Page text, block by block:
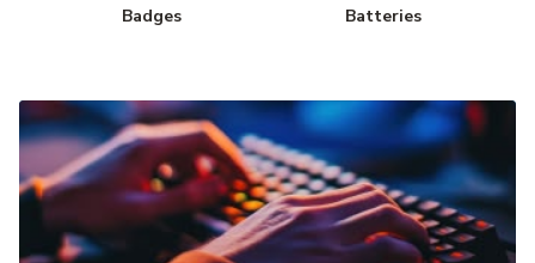
Badges Batteries